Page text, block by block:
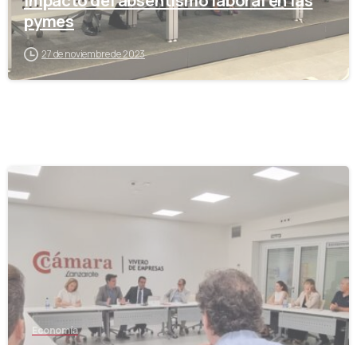
pymes
27 de noviembre de 2023
Economía